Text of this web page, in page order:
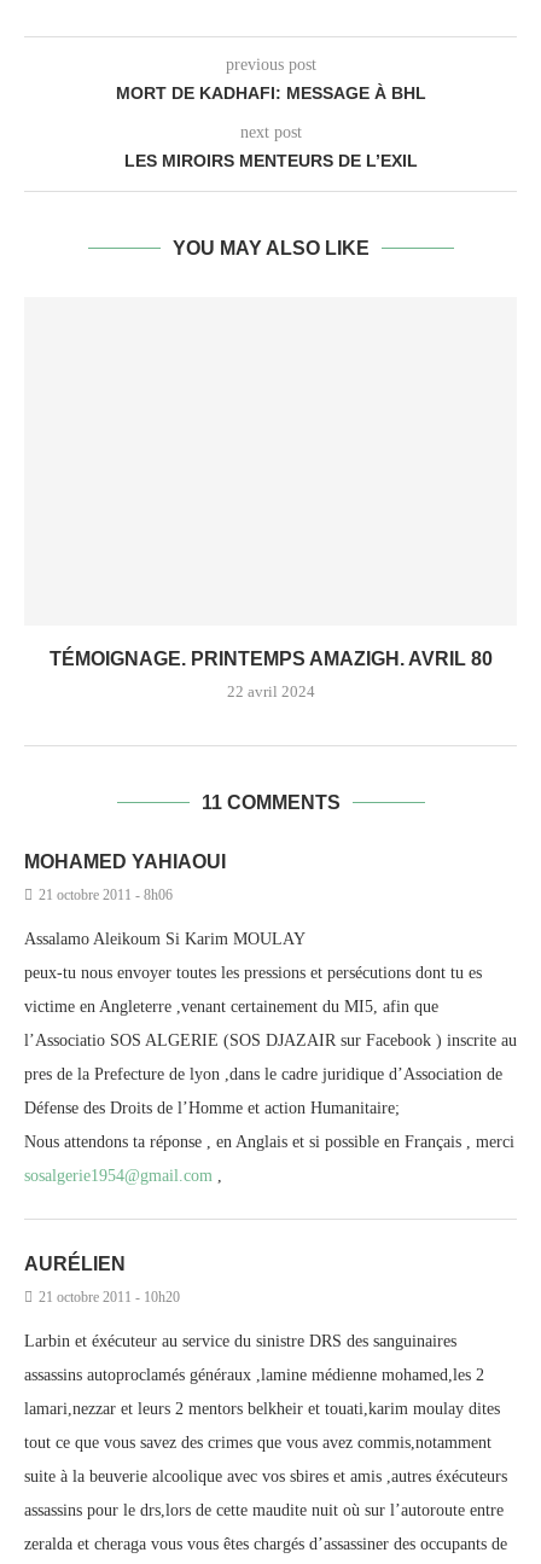
previous post
MORT DE KADHAFI: MESSAGE À BHL
next post
LES MIROIRS MENTEURS DE L’EXIL
YOU MAY ALSO LIKE
TÉMOIGNAGE. PRINTEMPS AMAZIGH. AVRIL 80
22 avril 2024
11 COMMENTS
MOHAMED YAHIAOUI
21 octobre 2011 - 8h06
Assalamo Aleikoum Si Karim MOULAY
peux-tu nous envoyer toutes les pressions et persécutions dont tu es
victime en Angleterre ,venant certainement du MI5, afin que
l’Associatio SOS ALGERIE (SOS DJAZAIR sur Facebook ) inscrite au
pres de la Prefecture de lyon ,dans le cadre juridique d’Association de
Défense des Droits de l’Homme et action Humanitaire;
Nous attendons ta réponse , en Anglais et si possible en Français , merci
sosalgerie1954@gmail.com ,
AURÉLIEN
21 octobre 2011 - 10h20
Larbin et éxécuteur au service du sinistre DRS des sanguinaires
assassins autoproclamés généraux ,lamine médienne mohamed,les 2
lamari,nezzar et leurs 2 mentors belkheir et touati,karim moulay dites
tout ce que vous savez des crimes que vous avez commis,notamment
suite à la beuverie alcoolique avec vos sbires et amis ,autres éxécuteurs
assassins pour le drs,lors de cette maudite nuit où sur l’autoroute entre
zeralda et cheraga vous vous êtes chargés d’assassiner des occupants de